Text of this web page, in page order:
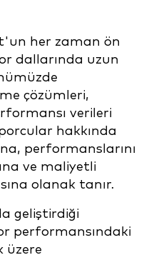
her zaman ön
dallarında uzun
çözümleri,
verileri
hakkında
performanslarını
ve maliyetli
olanak tanır.
geliştirdiği
performansındaki
üzere